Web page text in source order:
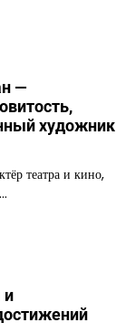
—
художник
театра и кино,
и